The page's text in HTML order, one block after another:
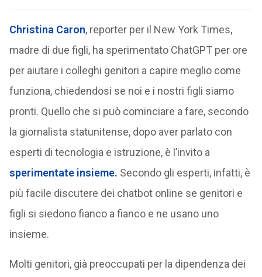
Christina Caron, reporter per il New York Times,
madre di due figli, ha sperimentato ChatGPT per ore
per aiutare i colleghi genitori a capire meglio come
funziona, chiedendosi se noi e i nostri figli siamo
pronti. Quello che si può cominciare a fare, secondo
la giornalista statunitense, dopo aver parlato con
esperti di tecnologia e istruzione, è l’invito a
sperimentate insieme. Secondo gli esperti, infatti, è
più facile discutere dei chatbot online se genitori e
figli si siedono fianco a fianco e ne usano uno
insieme.
Molti genitori, già preoccupati per la dipendenza dei